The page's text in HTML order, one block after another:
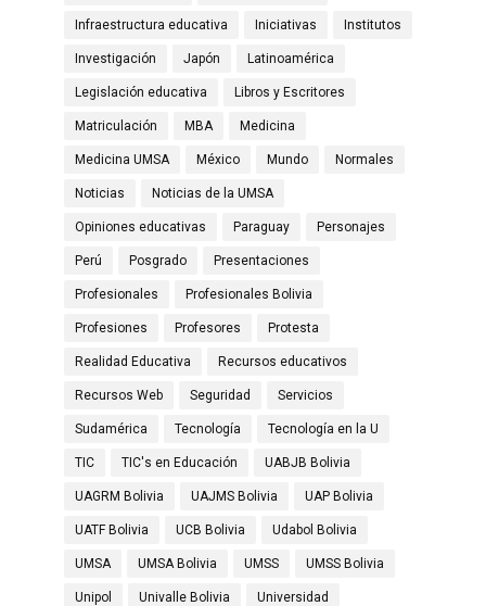
Infraestructura educativa Iniciativas Institutos
Investigación Japón Latinoamérica
Legislación educativa Libros y Escritores
Matriculación MBA Medicina
Medicina UMSA México Mundo Normales
Noticias Noticias de la UMSA
Opiniones educativas Paraguay Personajes
Perú Posgrado Presentaciones
Profesionales Profesionales Bolivia
Profesiones Profesores Protesta
Realidad Educativa Recursos educativos
Recursos Web Seguridad Servicios
Sudamérica Tecnología Tecnología en la U
TIC TIC's en Educación UABJB Bolivia
UAGRM Bolivia UAJMS Bolivia UAP Bolivia
UATF Bolivia UCB Bolivia Udabol Bolivia
UMSA UMSA Bolivia UMSS UMSS Bolivia
Unipol Univalle Bolivia Universidad